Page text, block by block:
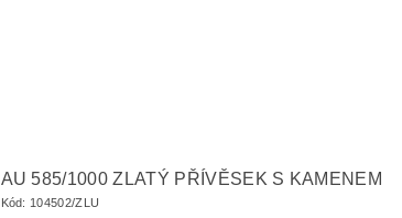
AU 585/1000 ZLATÝ PŘÍVĚSEK S KAMENEM
Kód: 104502/ZLU